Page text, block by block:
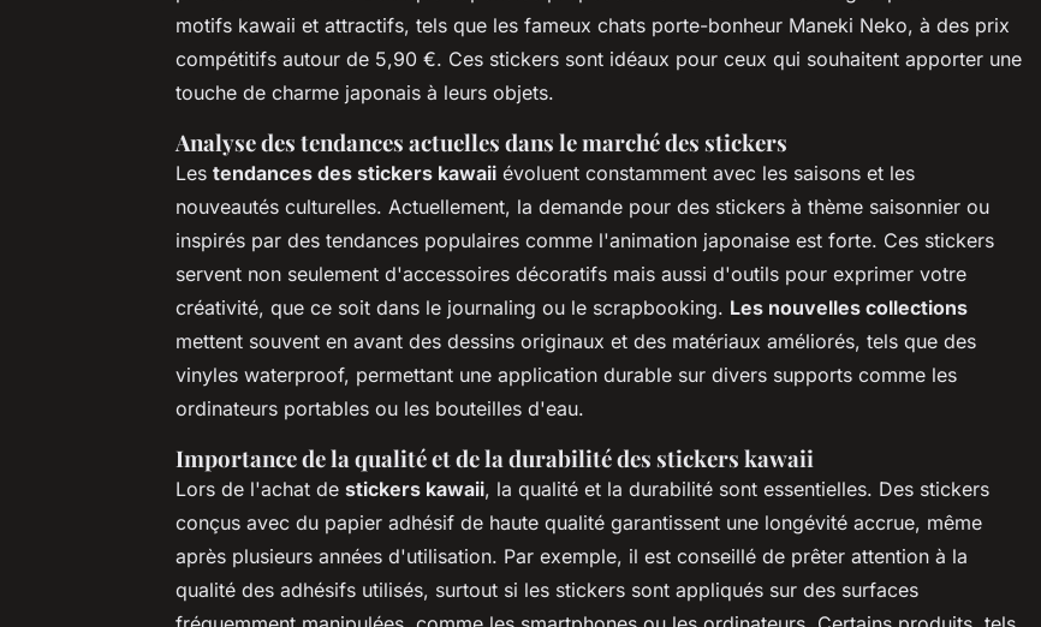
motifs kawaii et attractifs, tels que les fameux chats porte-bonheur Maneki Neko, à des prix
compétitifs autour de 5,90 €. Ces stickers sont idéaux pour ceux qui souhaitent apporter une
touche de charme japonais à leurs objets.
Analyse des tendances actuelles dans le marché des stickers
Les tendances des stickers kawaii évoluent constamment avec les saisons et les
nouveautés culturelles. Actuellement, la demande pour des stickers à thème saisonnier ou
inspirés par des tendances populaires comme l'animation japonaise est forte. Ces stickers
servent non seulement d'accessoires décoratifs mais aussi d'outils pour exprimer votre
créativité, que ce soit dans le journaling ou le scrapbooking. Les nouvelles collections
mettent souvent en avant des dessins originaux et des matériaux améliorés, tels que des
vinyles waterproof, permettant une application durable sur divers supports comme les
ordinateurs portables ou les bouteilles d'eau.
Importance de la qualité et de la durabilité des stickers kawaii
Lors de l'achat de stickers kawaii, la qualité et la durabilité sont essentielles. Des stickers
conçus avec du papier adhésif de haute qualité garantissent une longévité accrue, même
après plusieurs années d'utilisation. Par exemple, il est conseillé de prêter attention à la
qualité des adhésifs utilisés, surtout si les stickers sont appliqués sur des surfaces